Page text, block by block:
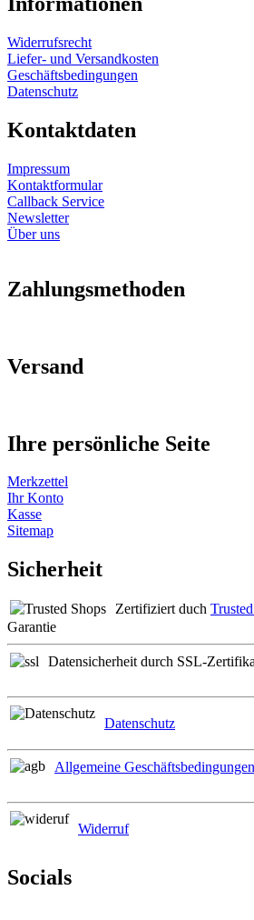
Widerrufsrecht
Liefer- und Versandkosten
Geschäftsbedingungen
Datenschutz
Kontaktdaten
Impressum
Kontaktformular
Callback Service
Newsletter
Über uns
Zahlungsmethoden
Versand
Ihre persönliche Seite
Merkzettel
Ihr Konto
Kasse
Sitemap
Sicherheit
Zertifiziert duch
Garantie
Datensicherheit durch SSL-
Datenschutz
Allgemeine Geschäftsbedingungen
Widerruf
Socials